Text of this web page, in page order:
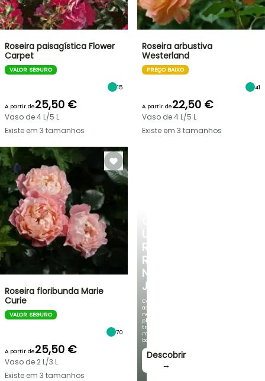
UM
RECANTO
REFRESCANTE
NO
JARDIM
Com
as
nossas
plantas
trepadeiras
mais
bonitas!
Descobrir
→
Roseira paisagística Flower
Carpet
VALOR SEGURO
15
A partir de25,50 €
Vaso de 4 L/5 L
Existe em 3 tamanhos
Roseira arbustiva
Westerland
PREÇO BAIXO
41
A partir de22,50 €
Vaso de 4 L/5 L
Existe em 3 tamanhos
Roseira floribunda Marie
Curie
VALOR SEGURO
70
A partir de25,50 €
Vaso de 2 L/3 L
Existe em 3 tamanhos